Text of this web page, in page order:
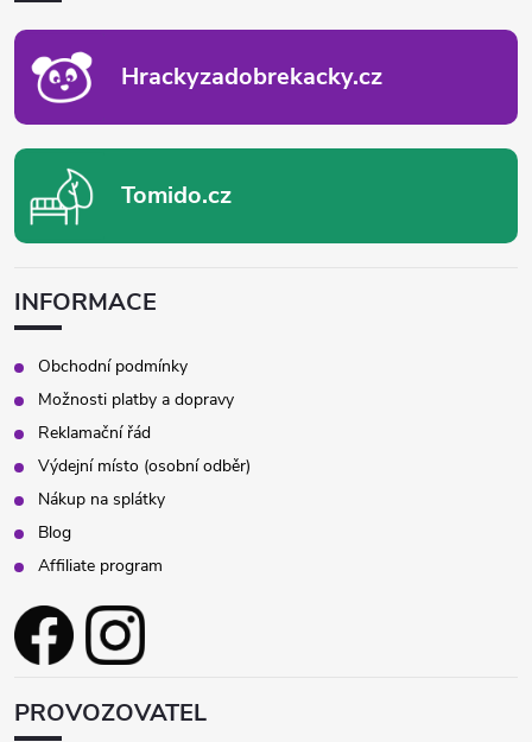
Hrackyzadobrekacky.cz
Tomido.cz
INFORMACE
Obchodní podmínky
Možnosti platby a dopravy
Reklamační řád
Výdejní místo (osobní odběr)
Nákup na splátky
Blog
Affiliate program
PROVOZOVATEL